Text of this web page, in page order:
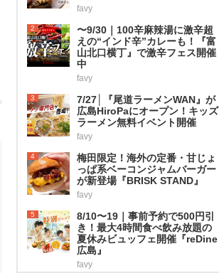
favy
2
〜9/30｜100辛麻辣湯に激辛超
えの“インド辛”カレーも！『富
山北口横丁』で激辛フェス開催
中
favy
3
7/27│『尾道ラーメンWAN』が
広島HiroPaにオープン！キッズ
ラーメン無料イベント開催
favy
4
梅田限定！海外の定番・甘じょ
っぱ系ベーコンジャムバーガー
が新登場『BRISK STAND』
favy
5
8/10〜19｜事前予約で500円引
き！最大4時間食べ飲み放題の
夏休みビュッフェ開催『reDine
広島』
favy